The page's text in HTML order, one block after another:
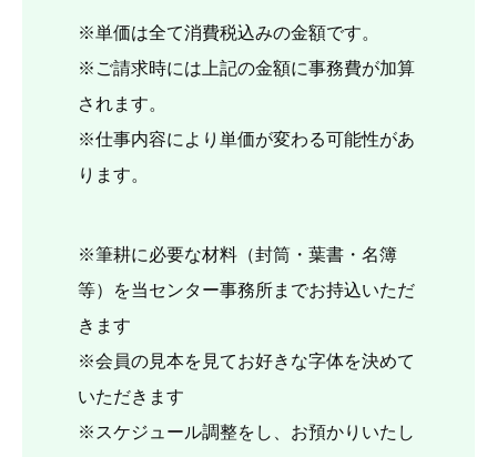
※単価は全て消費税込みの金額です。
※ご請求時には上記の金額に事務費が加算
されます。
※仕事内容により単価が変わる可能性があ
ります。
※筆耕に必要な材料（封筒・葉書・名簿
等）を当センター事務所までお持込いただ
きます
※会員の見本を見てお好きな字体を決めて
いただきます
※スケジュール調整をし、お預かりいたし